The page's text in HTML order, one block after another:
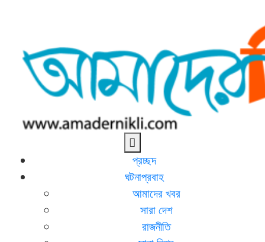
নিকলীর প্রথম অনলাইন সংবাদমাধ্যম
প্রচ্ছদ
ঘটনাপ্রবাহ
আমাদের খবর
সারা দেশ
রাজনীতি